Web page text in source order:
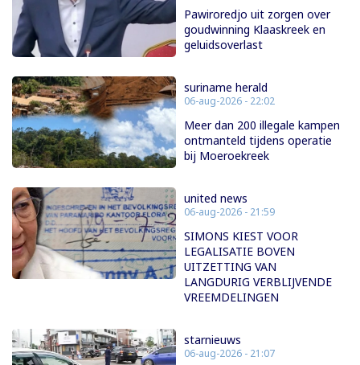
Pawiroredjo uit zorgen over
goudwinning Klaaskreek en
geluidsoverlast
suriname herald
06-aug-2026 - 22:02
Meer dan 200 illegale kampen
ontmanteld tijdens operatie
bij Moeroekreek
united news
06-aug-2026 - 21:59
SIMONS KIEST VOOR
LEGALISATIE BOVEN
UITZETTING VAN
LANGDURIG VERBLIJVENDE
VREEMDELINGEN
starnieuws
06-aug-2026 - 21:07